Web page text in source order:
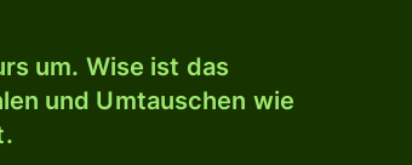
um. Wise ist das
und Umtauschen wie